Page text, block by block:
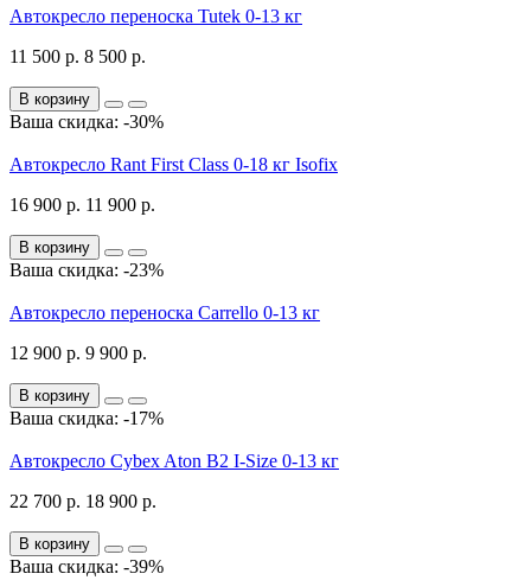
Автокресло переноска Tutek 0-13 кг
11 500 р. 8 500 р.
В корзину
Ваша скидка: -30%
Автокресло Rant First Class 0-18 кг Isofix
16 900 р. 11 900 р.
В корзину
Ваша скидка: -23%
Автокресло переноска Carrello 0-13 кг
12 900 р. 9 900 р.
В корзину
Ваша скидка: -17%
Автокресло Cybex Aton B2 I-Size 0-13 кг
22 700 р. 18 900 р.
В корзину
Ваша скидка: -39%